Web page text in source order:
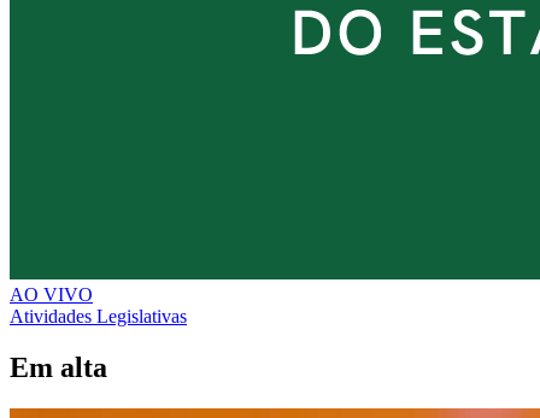
AO VIVO
Atividades Legislativas
Em alta